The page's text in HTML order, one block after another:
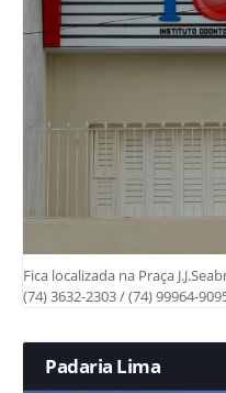
Fica localizada na Praça
(74) 3632-2303 / (74) 99964-
Padaria Lima